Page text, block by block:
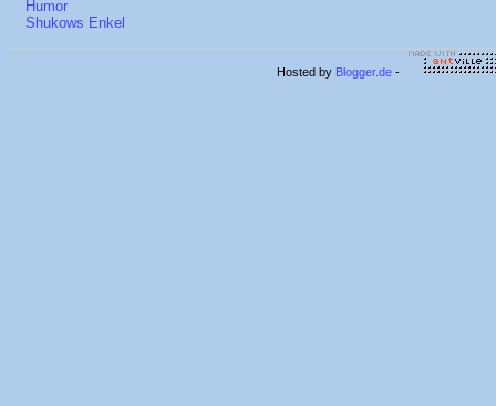
Humor
Shukows Enkel
Hosted by Blogger.de -